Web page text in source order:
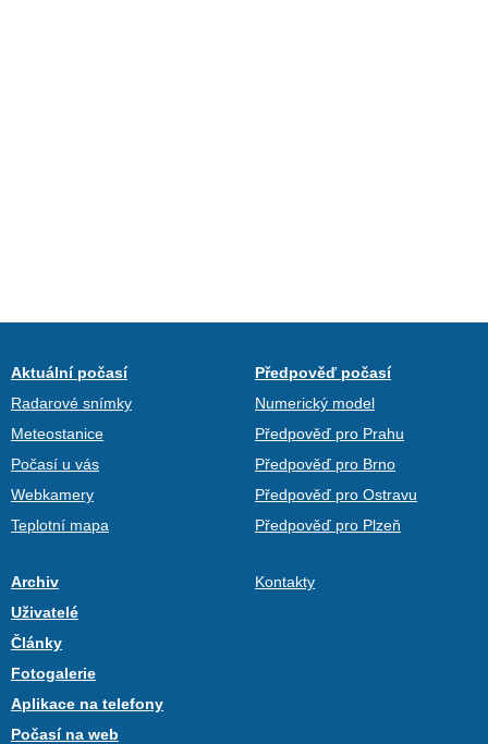
Aktuální počasí
Radarové snímky
Meteostanice
Počasí u vás
Webkamery
Teplotní mapa
Předpověď počasí
Numerický model
Předpověď pro Prahu
Předpověď pro Brno
Předpověď pro Ostravu
Předpověď pro Plzeň
Archiv
Uživatelé
Články
Fotogalerie
Aplikace na telefony
Počasí na web
Kontakty